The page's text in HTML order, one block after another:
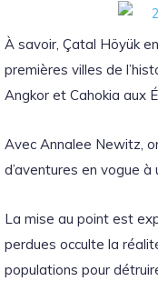
À savoir, Çatal Höyük
premières villes de
Angkor et Cahokia aux
Avec Annalee Newitz,
d’aventures en vogue
La mise au point est
perdues occulte la
populations pour